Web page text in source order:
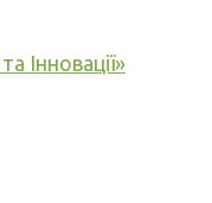
Інновації»